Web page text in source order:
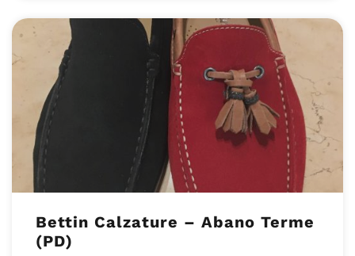
Bettin Calzature – Abano Terme
(PD)